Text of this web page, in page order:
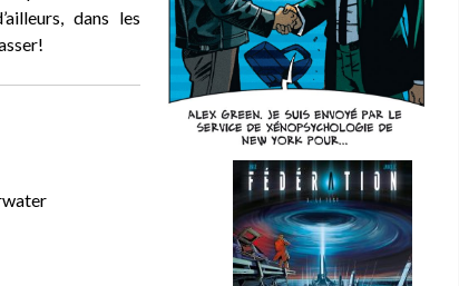
dans les